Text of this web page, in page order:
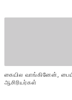
கையில வாங்கினேன்,
ஆசிரியர்கள்